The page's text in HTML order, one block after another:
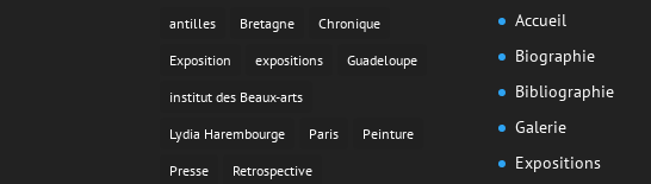
antilles Bretagne Chronique
Exposition expositions Guadeloupe
institut des Beaux-arts
Lydia Harembourge Paris Peinture
Presse Retrospective
Accueil
Biographie
Bibliographie
Galerie
Expositions